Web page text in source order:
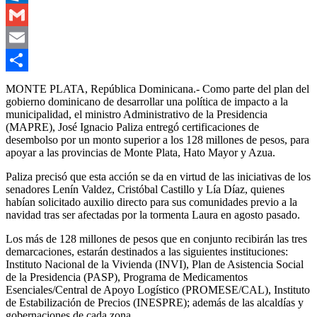
Outlook.com
Gmail
Email
Compartir
MONTE PLATA, República Dominicana.- Como parte del plan del
gobierno dominicano de desarrollar una política de impacto a la
municipalidad, el ministro Administrativo de la Presidencia
(MAPRE), José Ignacio Paliza entregó certificaciones de
desembolso por un monto superior a los 128 millones de pesos, para
apoyar a las provincias de Monte Plata, Hato Mayor y Azua.
Paliza precisó que esta acción se da en virtud de las iniciativas de los
senadores Lenín Valdez, Cristóbal Castillo y Lía Díaz, quienes
habían solicitado auxilio directo para sus comunidades previo a la
navidad tras ser afectadas por la tormenta Laura en agosto pasado.
Los más de 128 millones de pesos que en conjunto recibirán las tres
demarcaciones, estarán destinados a las siguientes instituciones:
Instituto Nacional de la Vivienda (INVI), Plan de Asistencia Social
de la Presidencia (PASP), Programa de Medicamentos
Esenciales/Central de Apoyo Logístico (PROMESE/CAL), Instituto
de Estabilización de Precios (INESPRE); además de las alcaldías y